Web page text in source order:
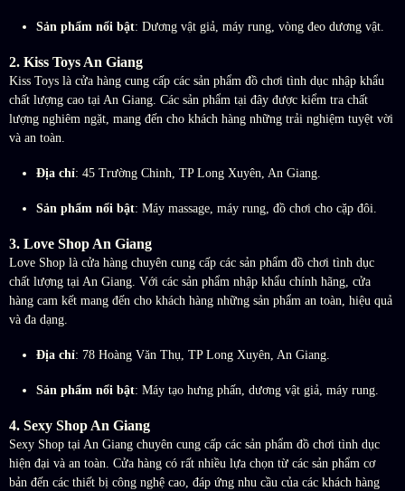
Sản phẩm nổi bật: Dương vật giả, máy rung, vòng đeo dương vật.
2. Kiss Toys An Giang
Kiss Toys là cửa hàng cung cấp các sản phẩm đồ chơi tình dục nhập khẩu
chất lượng cao tại An Giang. Các sản phẩm tại đây được kiểm tra chất
lượng nghiêm ngặt, mang đến cho khách hàng những trải nghiệm tuyệt vời
và an toàn.
Địa chỉ: 45 Trường Chinh, TP Long Xuyên, An Giang.
Sản phẩm nổi bật: Máy massage, máy rung, đồ chơi cho cặp đôi.
3. Love Shop An Giang
Love Shop là cửa hàng chuyên cung cấp các sản phẩm đồ chơi tình dục
chất lượng tại An Giang. Với các sản phẩm nhập khẩu chính hãng, cửa
hàng cam kết mang đến cho khách hàng những sản phẩm an toàn, hiệu quả
và đa dạng.
Địa chỉ: 78 Hoàng Văn Thụ, TP Long Xuyên, An Giang.
Sản phẩm nổi bật: Máy tạo hưng phấn, dương vật giả, máy rung.
4. Sexy Shop An Giang
Sexy Shop tại An Giang chuyên cung cấp các sản phẩm đồ chơi tình dục
hiện đại và an toàn. Cửa hàng có rất nhiều lựa chọn từ các sản phẩm cơ
bản đến các thiết bị công nghệ cao, đáp ứng nhu cầu của các khách hàng